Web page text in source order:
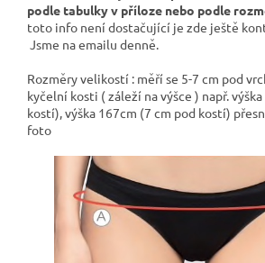
podle tabulky v příloze nebo podle
toto info není dostačující je zde ještě
Jsme na emailu denně.
Rozměry velikostí : měří se 5-7 cm pod
kyčelní kosti ( záleží na výšce ) např.
kostí), výška 167cm (7 cm pod kostí)
foto